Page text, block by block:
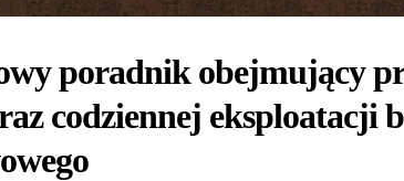
poradnik obejmujący
codziennej eksploatacji